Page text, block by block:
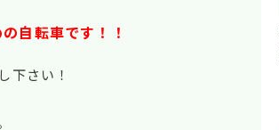
自転車です！！
下さい！